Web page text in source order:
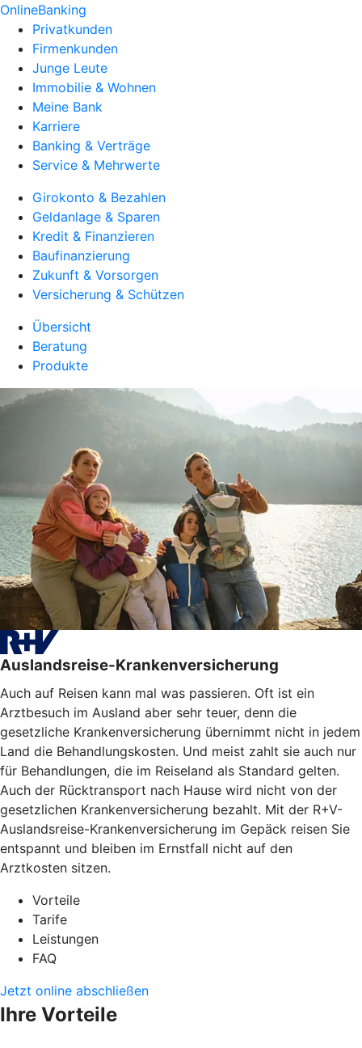
OnlineBanking
Privatkunden
Firmenkunden
Junge Leute
Immobilie & Wohnen
Meine Bank
Karriere
Banking & Verträge
Service & Mehrwerte
Girokonto & Bezahlen
Geldanlage & Sparen
Kredit & Finanzieren
Baufinanzierung
Zukunft & Vorsorgen
Versicherung & Schützen
Übersicht
Beratung
Produkte
Auslandsreise-Krankenversicherung
Auch auf Reisen kann mal was passieren. Oft ist ein
Arztbesuch im Ausland aber sehr teuer, denn die
gesetzliche Krankenversicherung übernimmt nicht in jedem
Land die Behandlungskosten. Und meist zahlt sie auch nur
für Behandlungen, die im Reiseland als Standard gelten.
Auch der Rücktransport nach Hause wird nicht von der
gesetzlichen Krankenversicherung bezahlt. Mit der R+V-
Auslandsreise-Krankenversicherung im Gepäck reisen Sie
entspannt und bleiben im Ernstfall nicht auf den
Arztkosten sitzen.
Vorteile
Tarife
Leistungen
FAQ
Jetzt online abschließen
Ihre Vorteile